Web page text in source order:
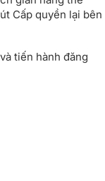
Cấp quyền lại bên
tiến hành đăng